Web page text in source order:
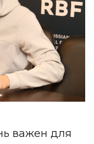
важен для